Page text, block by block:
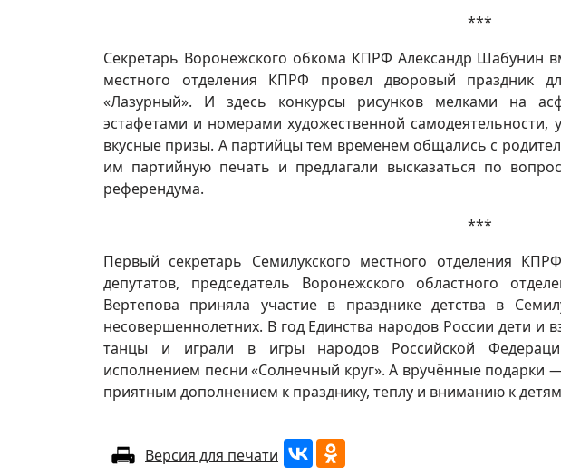
***
Секретарь Воронежского обкома КПРФ Александр Шабунин
местного отделения КПРФ провел дворовый праздник
«Лазурный». И здесь конкурсы рисунков мелками на
эстафетами и номерами художественной самодеятельности,
вкусные призы. А партийцы тем временем общались с
им партийную печать и предлагали высказаться по
референдума.
***
Первый секретарь Семилукского местного отделения
депутатов, председатель Воронежского областного
Вертепова приняла участие в празднике детства в
несовершеннолетних. В год Единства народов России дети и
танцы и играли в игры народов Российской
исполнением песни «Солнечный круг». А вручённые
приятным дополнением к празднику, теплу и вниманию к
Версия для печати